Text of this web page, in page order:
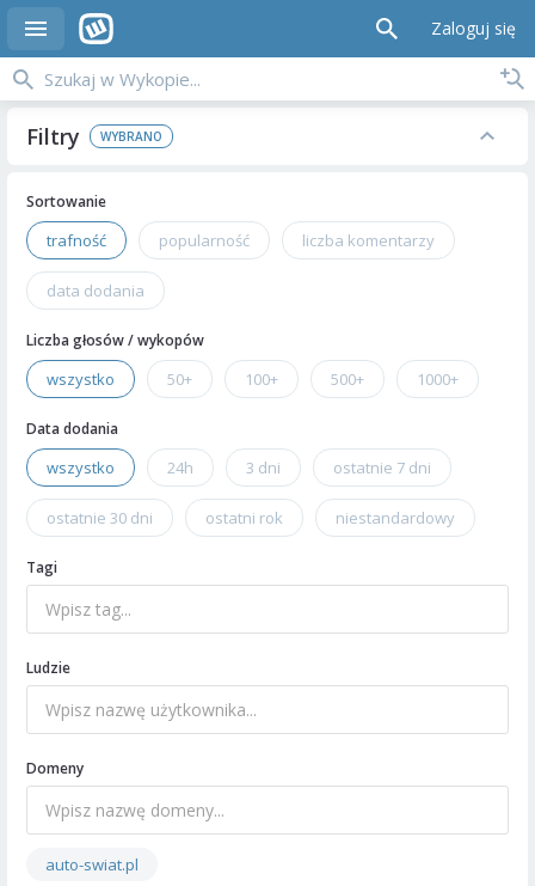
Zaloguj się
Filtry
Sortowanie
trafność popularność liczba komentarzy
data dodania
Liczba głosów / wykopów
wszystko 50+ 100+ 500+ 1000+
Data dodania
wszystko 24h 3 dni ostatnie 7 dni
ostatnie 30 dni ostatni rok niestandardowy
Tagi
Ludzie
Domeny
auto-swiat.pl